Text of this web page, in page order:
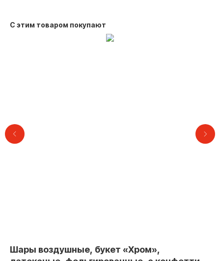
С этим товаром покупают
Шары воздушные, букет «Хром»,
+7 (495) 005-03-13